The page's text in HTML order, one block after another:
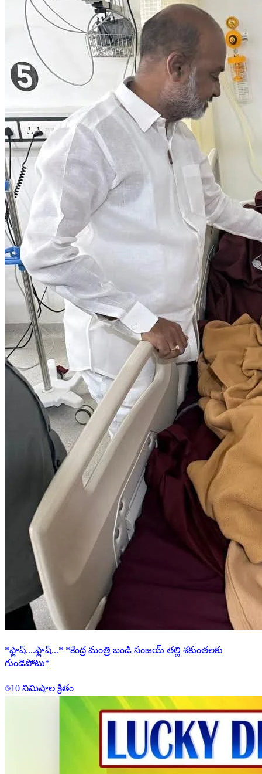
*ఫ్లాష్....ఫ్లాష్...* *కేంద్ర మంత్రి బండి సంజయ్ తల్లి శకుంతలకు
గుండెపోటు*
10 నిమిషాల క్రితం